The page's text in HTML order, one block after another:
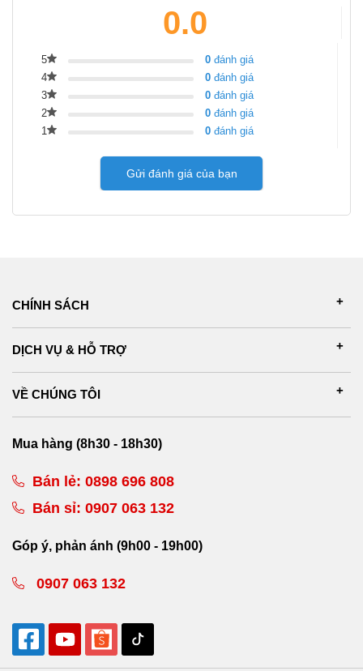
0.0
5 0 đánh giá
4
0 đánh giá
3
0 đánh giá
2
0 đánh giá
1
0 đánh giá
Gửi đánh giá của bạn
CHÍNH SÁCH
DỊCH VỤ & HỖ TRỢ
VỀ CHÚNG TÔI
Mua hàng (8h30 - 18h30)
Bán lẻ: 0898 696 808
Bán sỉ: 0907 063 132
Góp ý, phản ánh (9h00 - 19h00)
0907 063 132